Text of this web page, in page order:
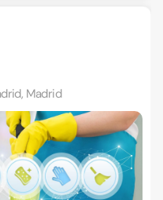
Madrid